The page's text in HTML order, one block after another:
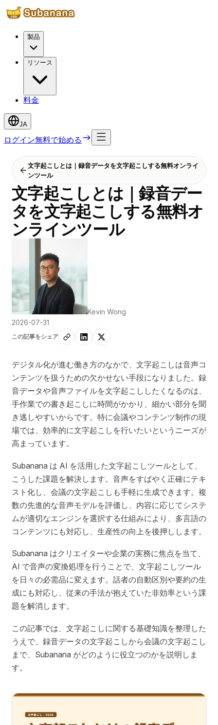
製品
リソース
料金
JA
ログイン無料で始める
文字起こしとは｜録音データを文字起こしする無料オンライ
ンツール
文字起こしとは｜録音デー
タを文字起こしする無料オ
ンラインツール
Kevin Wong
2026-07-31
この記事をシェア
デジタル化が進む働き方のなかで、文字起こしは音声コ
ンテンツを扱うための欠かせない手段になりました。録
音データや音声ファイルを文字起こししたくなるのは、
手作業での書き起こしに時間がかかり、細かい部分を聞
き逃しやすいからです。特に会議やコンテンツ制作の現
場では、効率的に文字起こしを行いたいというニーズが
高まっています。
Subanana は AI を活用した文字起こしツールとして、
こうした課題を解決します。音声をすばやく正確にテキ
スト化し、会議の文字起こしも手軽に生成できます。複
数の先進的な音声モデルを評価し、内容に応じてシステ
ムが適切なエンジンを選択する仕組みにより、多言語の
コンテンツにも対応し、生産性の向上を後押しします。
Subanana はクリエイターや企業の実務に焦点を当て、
AI で音声の変換処理を行うことで、文字起こしツール
を日々の必需品に変えます。話者の自動区別や要約の生
成にも対応し、従来の手法が抱えていた非効率という課
題を解消します。
この記事では、文字起こしに関する基礎知識を整理した
うえで、録音データの文字起こしから会議の文字起こし
まで、Subanana がどのように役立つのかを説明しま
す。